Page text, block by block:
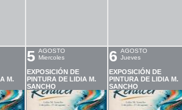
M.
5 AGOSTO
Miercoles
EXPOSICIÓN DE
PINTURA DE LIDIA M.
SANCHO
6 AGOSTO
Jueves
EXPOSICIÓN DE
PINTURA DE LIDIA M.
SANCHO